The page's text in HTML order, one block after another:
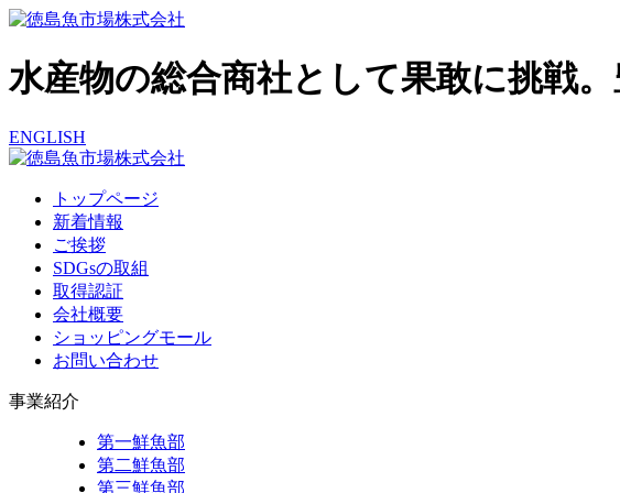
水産物の総合商社として果敢に挑戦
ENGLISH
トップページ
新着情報
ご挨拶
SDGsの取組
取得認証
会社概要
ショッピングモール
お問い合わせ
事業紹介
第一鮮魚部
第二鮮魚部
第三鮮魚部